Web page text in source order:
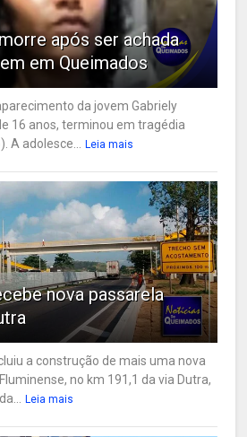
após ser achada
em Queimados
da jovem Gabriely
16 anos, terminou em tragédia
A adolesce...
Leia mais
nova passarela
a construção de mais uma nova
no km 191,1 da via Dutra,
Leia mais